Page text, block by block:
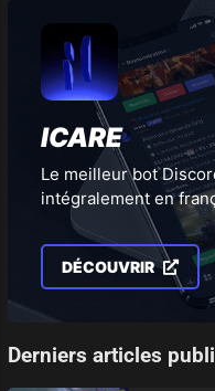
ICARE
Le meilleur bot
intégralement en
DÉCOUVRIR
Derniers articles